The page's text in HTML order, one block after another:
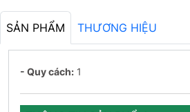
SẢN PHẨM THƯƠNG HIỆU
- Quy cách: 1